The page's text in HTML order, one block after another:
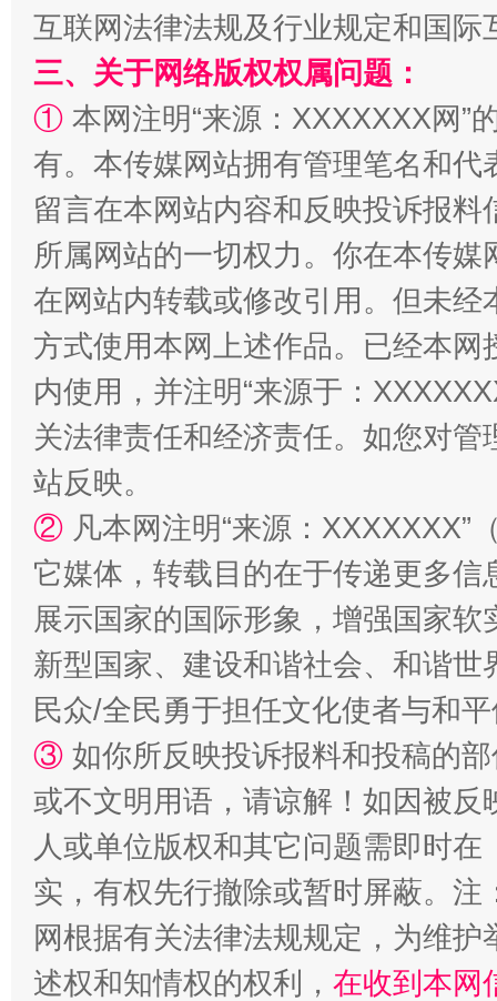
招工难、用工荒背后
互联网法律法规及行业规定和国
三、关于网络版权权属问题：
① 本网注明“来源：XXXXXXX网”
有。本传媒网站拥有管理笔名和
留言在本网站内容和反映投诉报
所属网站的一切权力。你在本传
在网站内转载或修改引用。但未
方式使用本网上述作品。已经本
内使用，并注明“来源于：
关法律责任和经济责任。如您对
站反映。
② 凡本网注明“来源：
它媒体，转载目的在于传递更多
展示国家的国际形象，增强国家
新型国家、建设和谐社会、和谐
民众/全民勇于担任文化使者与和
③ 如你所反映投诉报料和投稿的
或不文明用语，请谅解！如因被
人或单位版权和其它问题需即时在
实，有权先行撤除或暂时屏蔽。
网根据有关法律法规规定，为维
述权和知情权的权利， 在收到本网